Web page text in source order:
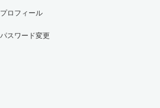
プロフィール
パスワード変更